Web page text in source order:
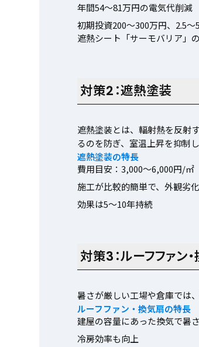
年間54〜81万円の電気代削減
初期投資200〜300万円、2.5
遮熱シート「サーモバリア」
対策2：遮熱塗装
遮熱塗装とは、輻射熱を反射
るのを防ぎ、室温上昇を抑制し
遮熱塗装の特長
費用目安：3,000〜6,000円/㎡
施工が比較的簡単で、外観劣
効果は5〜10年持続
対策3：ルーフファン
暑さが厳しい工場や倉庫では
ルーフファン・換気扇の特長
建屋の容量にあった換気で暑
冷房効率も向上